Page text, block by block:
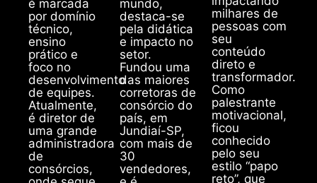
é marcada
por domínio
técnico,
ensino
prático e
foco no
desenvolvimento
de equipes.
Atualmente,
é diretor de
uma grande
administradora
de
consórcios,
mundo,
destaca-se
pela didática
e impacto no
setor.
Fundou uma
das maiores
corretoras de
consórcio do
país, em
Jundiaí-SP,
com mais de
30
vendedores,
milhares de
pessoas com
seu
conteúdo
direto e
transformador.
Como
palestrante
motivacional,
ficou
conhecido
pelo seu
estilo “papo
reto”, que